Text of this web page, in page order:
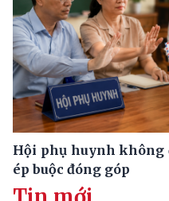
Hội phụ huynh không
ép buộc đóng góp